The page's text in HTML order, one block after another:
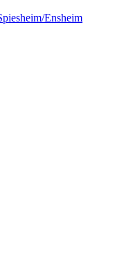
Ensheim